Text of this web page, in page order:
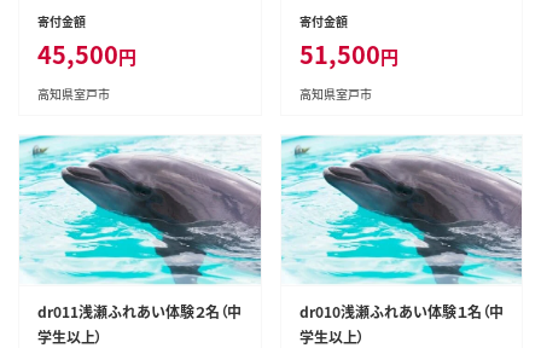
寄付金額
45,500円
高知県室戸市
寄付金額
51,500円
高知県室戸市
dr011浅瀬ふれあい体験２名（中
学生以上）
dr010浅瀬ふれあい体験１名（中
学生以上）